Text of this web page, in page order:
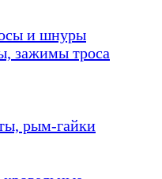
и шнуры
зажимы троса
рым-гайки